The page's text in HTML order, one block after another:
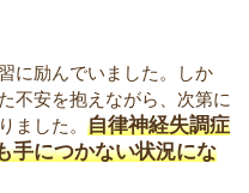
に励んでいました。しか
不安を抱えながら、次第に
ました。自律神経失調症
手につかない状況にな